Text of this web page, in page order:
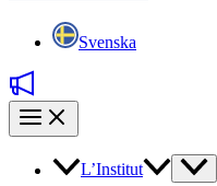
Svenska
L’Institut